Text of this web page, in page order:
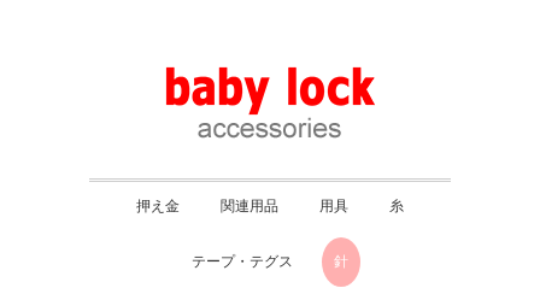
押え金 関連用品 用具 糸
テープ・テグス 針